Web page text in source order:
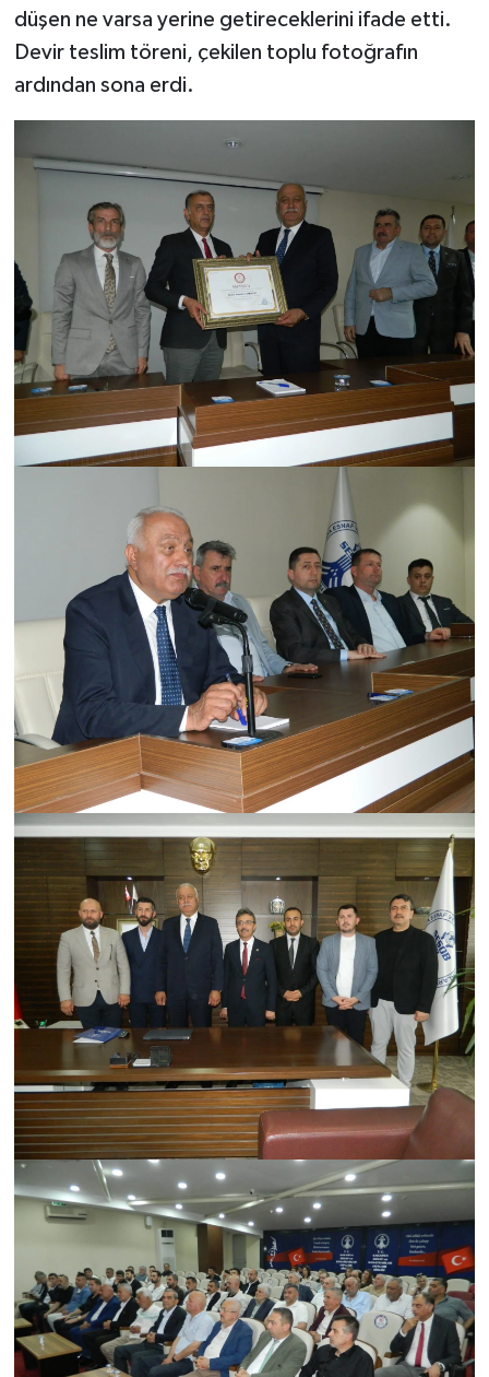
düşen ne varsa yerine getireceklerini ifade etti.
Devir teslim töreni, çekilen toplu fotoğrafın
ardından sona erdi.